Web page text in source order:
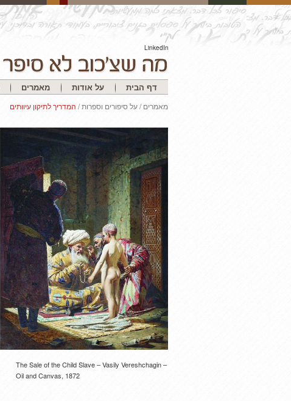
LinkedIn
דף הבית על אודות מאמרים
מאמרים/על סיפורים וספרות/ המדריך לתיקון עיוותים
The Sale of the Child Slave – Vasily Vereshchagin –
Oil and Canvas, 1872